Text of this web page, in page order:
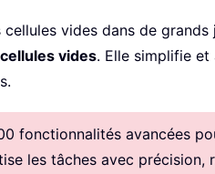
vides dans de
vides. Elle simplifie et
fonctionnalités avancées
les tâches avec